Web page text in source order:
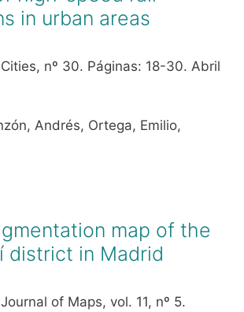
in urban areas
nº 30. Páginas: 18-30. Abril
Andrés, Ortega, Emilio,
map of the
district in Madrid
of Maps, vol. 11, nº 5.